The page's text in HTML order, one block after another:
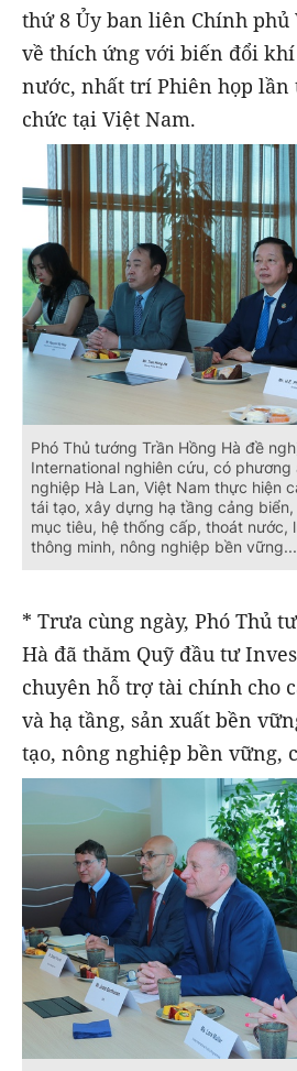
thứ 8 Ủy ban liên Chính phủ
về thích ứng với biến đổi
nước, nhất trí Phiên họp lần
chức tại Việt Nam.
Phó Thủ tướng Trần Hồng Hà đề
International nghiên cứu, có phương
nghiệp Hà Lan, Việt Nam thực hiện
tái tạo, xây dựng hạ tầng cảng
mục tiêu, hệ thống cấp, thoát nước,
thông minh, nông nghiệp bền
* Trưa cùng ngày, Phó Thủ
Hà đã thăm Quỹ đầu tư
chuyên hỗ trợ tài chính cho
và hạ tầng, sản xuất bền
tạo, nông nghiệp bền vững,